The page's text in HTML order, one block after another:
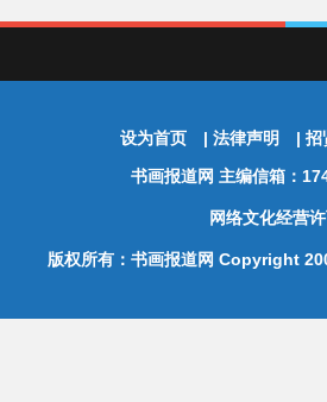
设为首页 | 法律声明 | 招
书画报道网 主编信箱：
网络文化经营
版权所有：书画报道网 Copyright